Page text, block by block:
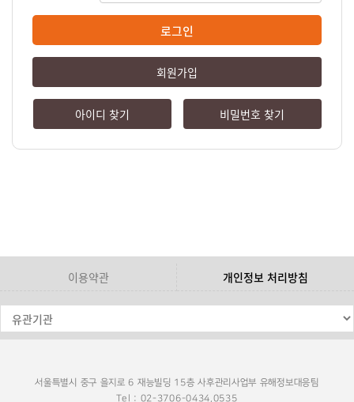
로그인
회원가입
아이디 찾기 비밀번호 찾기
이용약관 개인정보 처리방침
서울특별시 중구 을지로 6 재능빌딩 15층 사후관리사업부 유해정보대응팀
Tel : 02-3706-0434,0535